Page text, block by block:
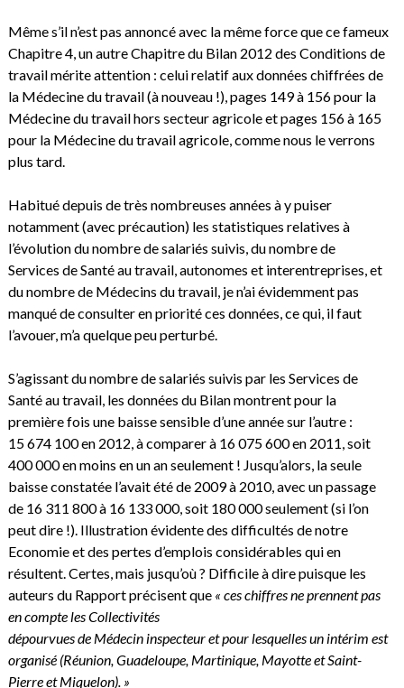
Même s’il n’est pas annoncé avec la même force que ce fameux
Chapitre 4, un autre Chapitre du Bilan 2012 des Conditions de
travail mérite attention : celui relatif aux données chiffrées de
la Médecine du travail (à nouveau !), pages 149 à 156 pour la
Médecine du travail hors secteur agricole et pages 156 à 165
pour la Médecine du travail agricole, comme nous le verrons
plus tard.
Habitué depuis de très nombreuses années à y puiser
notamment (avec précaution) les statistiques relatives à
l’évolution du nombre de salariés suivis, du nombre de
Services de Santé au travail, autonomes et interentreprises, et
du nombre de Médecins du travail, je n’ai évidemment pas
manqué de consulter en priorité ces données, ce qui, il faut
l’avouer, m’a quelque peu perturbé.
S’agissant du nombre de salariés suivis par les Services de
Santé au travail, les données du Bilan montrent pour la
première fois une baisse sensible d’une année sur l’autre :
15 674 100 en 2012, à comparer à 16 075 600 en 2011, soit
400 000 en moins en un an seulement ! Jusqu’alors, la seule
baisse constatée l’avait été de 2009 à 2010, avec un passage
de 16 311 800 à 16 133 000, soit 180 000 seulement (si l’on
peut dire !). Illustration évidente des difficultés de notre
Economie et des pertes d’emplois considérables qui en
résultent. Certes, mais jusqu’où ? Difficile à dire puisque les
auteurs du Rapport précisent que « ces chiffres ne prennent pas
en compte les Collectivités
dépourvues de Médecin inspecteur et pour lesquelles un intérim est
organisé (Réunion, Guadeloupe, Martinique, Mayotte et Saint-
Pierre et Miquelon). »